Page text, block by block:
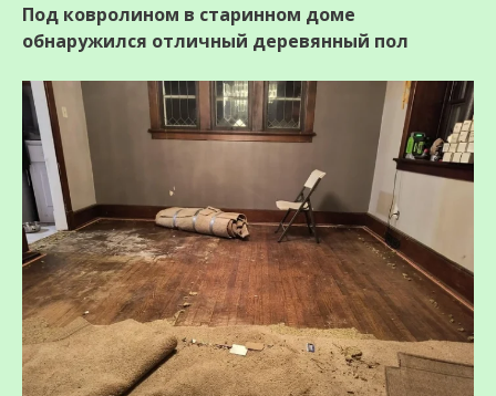
Под ковролином в старинном доме
обнаружился отличный деревянный пол